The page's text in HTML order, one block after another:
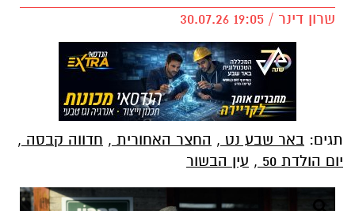
באר שבע נט, החצר האחורית , חדווה קבסה
עין הבשור